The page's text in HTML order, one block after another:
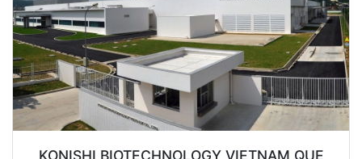
KONISHI BIOTECHNOLOGY VIETNAM QUE